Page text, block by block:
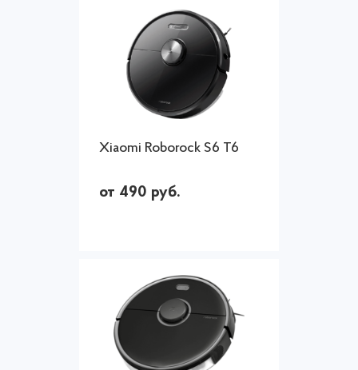
Xiaomi Roborock S6 T6
от 490 руб.